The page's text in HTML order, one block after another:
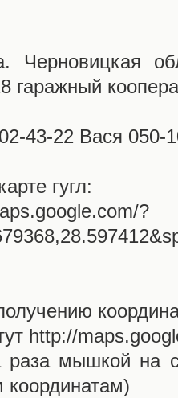
Черновицкая
гаражный
43-22 Вася 050-
гугл:
?
http://
мышкой на